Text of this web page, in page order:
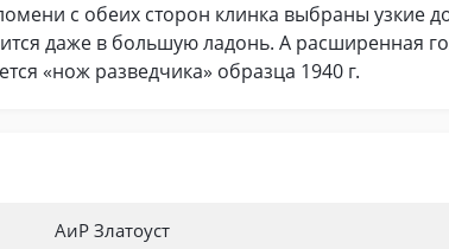
с обеих сторон клинка выбраны узкие
даже в большую ладонь. А расширенная
«нож разведчика» образца 1940 г.
АиР Златоуст